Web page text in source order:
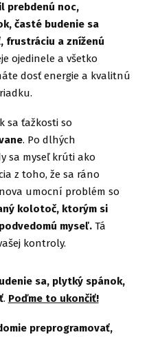
prebdenú noc,
časté budenie sa
frustráciu a zníženú
ojedinele a všetko
dosť energie a kvalitnú
sa ťažkosti so
. Po dlhých
sa myseľ krúti ako
z toho, že sa ráno
umocní problém so
kolotoč, ktorým si
myseľ.Tá
kontroly.
sa, plytký spánok,
. Poďme to ukončiť!
preprogramovať,